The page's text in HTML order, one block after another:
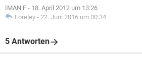
IMAN.F - 18. April 2012 um 13:26
Loreley - 22. Juni 2016 um 00:34
5 Antworten